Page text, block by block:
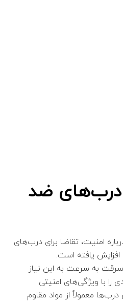
درب‌های ضد
امنیت، تقاضا برای درب‌های
یافته است.
به سرعت به این نیاز
با ویژگی‌های امنیتی
معمولاً از مواد مقاوم